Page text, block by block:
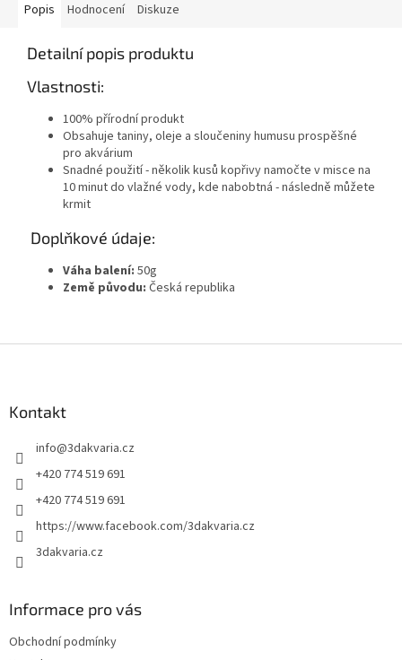
Popis Hodnocení Diskuze
Detailní popis produktu
Vlastnosti:
100% přírodní produkt
Obsahuje taniny, oleje a sloučeniny humusu prospěšné
pro akvárium
Snadné použití - několik kusů kopřivy namočte v misce na
10 minut do vlažné vody, kde nabobtná - následně můžete
krmit
Doplňkové údaje:
Váha balení: 50g
Země původu: Česká republika
Kontakt
info@3dakvaria.cz
+420 774 519 691
+420 774 519 691
https://www.facebook.com/3dakvaria.cz
3dakvaria.cz
Informace pro vás
Obchodní podmínky